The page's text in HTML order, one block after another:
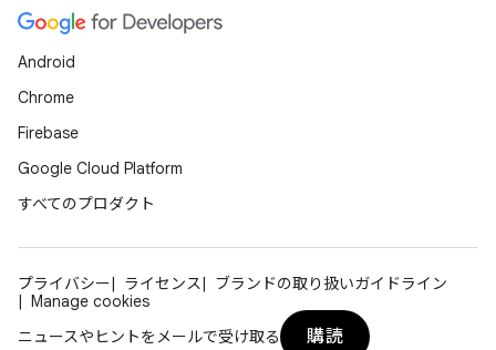
Android
Chrome
Firebase
Google Cloud Platform
すべてのプロダクト
プライバシー ライセンス
ブランドの取り扱いガイドライン
Manage cookies
ニュースやヒントをメールで受け取る
購読